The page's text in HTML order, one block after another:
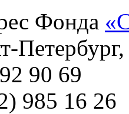
Фонда
90 69
985 16 26